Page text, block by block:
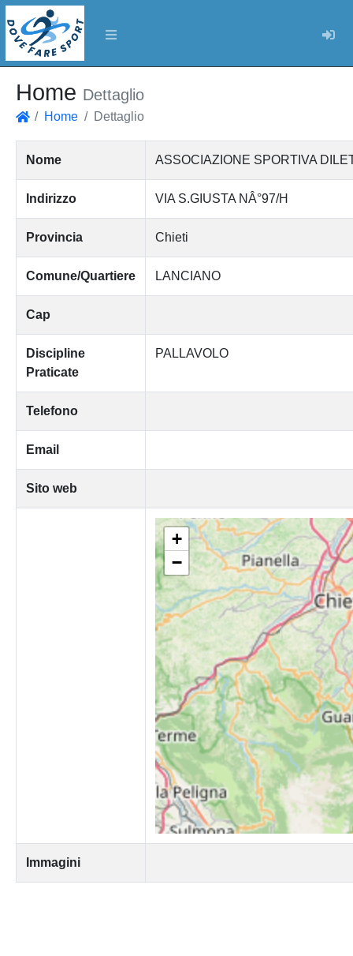
Home Dettaglio
Home Dettaglio
Nome ASSOCIAZIONE SPORTIVA
Indirizzo VIA S.GIUSTA NÂ°97/H
Provincia Chieti
Comune/Quartiere LANCIANO
Cap
Discipline
Praticate
PALLAVOLO
Telefono
Email
Sito web
+
−
Immagini